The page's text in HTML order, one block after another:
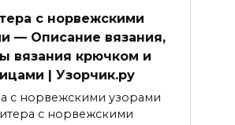
с норвежскими
— Описание вязания,
вязания крючком и
| Узорчик.ру
с норвежскими узорами
с норвежскими